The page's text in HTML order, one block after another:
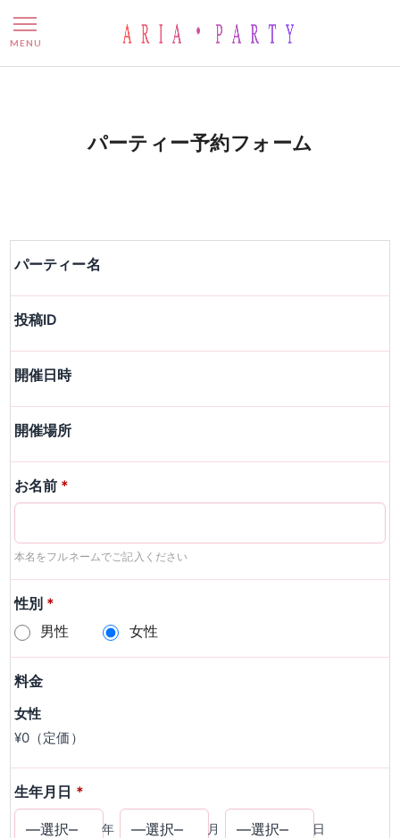
パーティー予約フォーム
MENU
パーティー予約フォーム
パーティー名
投稿ID
開催日時
開催場所
お名前 *
本名をフルネームでご記入ください
性別 *
男性
女性
料金
女性
¥0（定価）
生年月日 *
年 月 日